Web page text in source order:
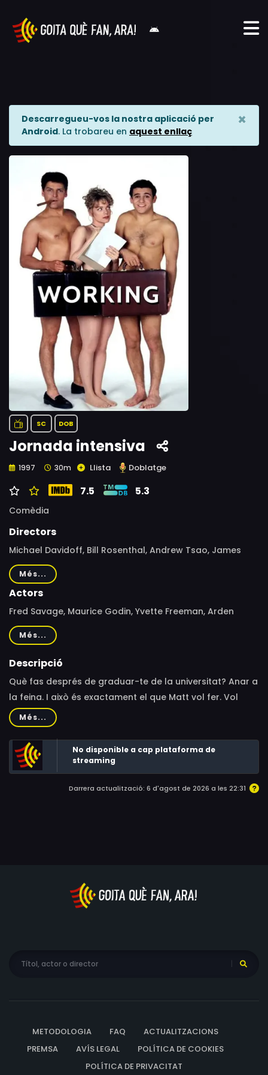
Descarregueu-vos la nostra aplicació per
Android. La trobareu en aquest enllaç
×
SC DOB
Jornada intensiva
1997 30m Llista Doblatge
7.5 5.3
Comèdia
Directors
Michael Davidoff, Bill Rosenthal, Andrew Tsao, James
Widdoes, Linda Day, D. Owen Trainor, Robert Berlinger,
Steve Zuckerman, Fred Savage
Més...
Actors
Fred Savage, Maurice Godin, Yvette Freeman, Arden
Myrin, Steve Hytner, Rebecca McFarland, Debi Mazar
Més...
Descripció
Què fas després de graduar-te de la universitat? Anar a
la feina. I això és exactament el que Matt vol fer. Vol
escalar l'escala corporativa a la vella usança:
treballant. Però amb els estranys empleats que es
poden trobar a una corporació multinacional.
Més...
No disponible a cap plataforma de
streaming
Darrera actualització: 6 d'agost de 2026 a les 22:31
METODOLOGIA FAQ
ACTUALITZACIONS
PREMSA
AVÍS LEGAL
POLÍTICA DE COOKIES
POLÍTICA DE PRIVACITAT